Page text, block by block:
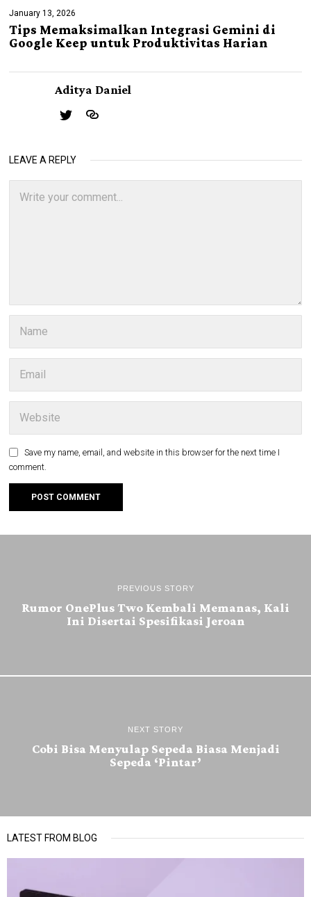
January 13, 2026
Tips Memaksimalkan Integrasi Gemini di
Google Keep untuk Produktivitas Harian
Aditya Daniel
LEAVE A REPLY
Save my name, email, and website in this browser for the next time I
comment.
PREVIOUS STORY
Rumor OnePlus Two Kembali Memanas, Kali
Ini Disertai Spesifikasi Jeroan
NEXT STORY
Cobi Bisa Menyulap Sepeda Biasa Menjadi
Sepeda ‘Pintar’
LATEST FROM BLOG